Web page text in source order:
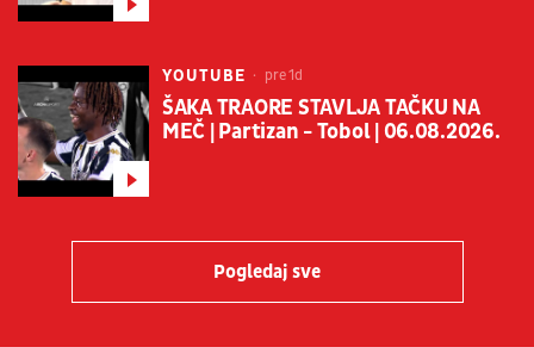
YOUTUBE pre 1d
ŠAKA TRAORE STAVLJA TAČKU NA
MEČ | Partizan - Tobol | 06.08.2026.
Pogledaj sve